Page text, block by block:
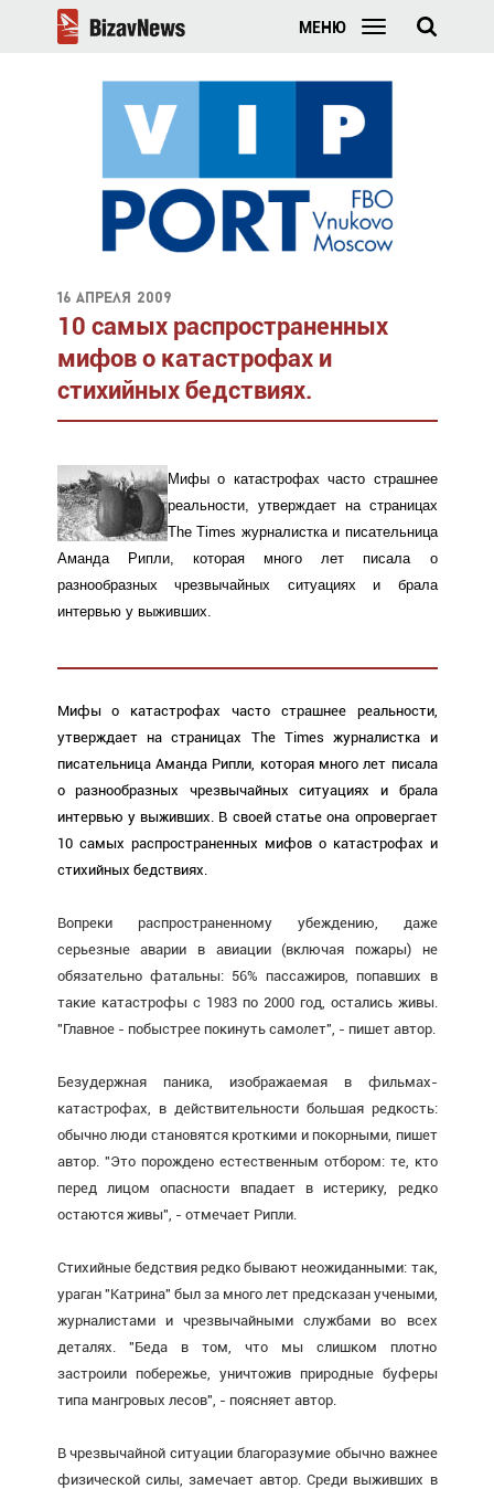
МЕНЮ
16 апреля 2009
10 самых распространенных
мифов о катастрофах и
стихийных бедствиях.
Мифы о катастрофах часто страшнее
реальности, утверждает на страницах
The Times журналистка и писательница
Аманда Рипли, которая много лет писала о
разнообразных чрезвычайных ситуациях и брала
интервью у выживших.
Мифы о катастрофах часто страшнее реальности,
утверждает на страницах The Times журналистка и
писательница Аманда Рипли, которая много лет писала
о разнообразных чрезвычайных ситуациях и брала
интервью у выживших. В своей статье она опровергает
10 самых распространенных мифов о катастрофах и
стихийных бедствиях.
Вопреки распространенному убеждению, даже
серьезные аварии в авиации (включая пожары) не
обязательно фатальны: 56% пассажиров, попавших в
такие катастрофы с 1983 по 2000 год, остались живы.
"Главное - побыстрее покинуть самолет", - пишет автор.
Безудержная паника, изображаемая в фильмах-
катастрофах, в действительности большая редкость:
обычно люди становятся кроткими и покорными, пишет
автор. "Это порождено естественным отбором: те, кто
перед лицом опасности впадает в истерику, редко
остаются живы", - отмечает Рипли.
Стихийные бедствия редко бывают неожиданными: так,
ураган "Катрина" был за много лет предсказан учеными,
журналистами и чрезвычайными службами во всех
деталях. "Беда в том, что мы слишком плотно
застроили побережье, уничтожив природные буферы
типа мангровых лесов", - поясняет автор.
В чрезвычайной ситуации благоразумие обычно важнее
физической силы, замечает автор. Среди выживших в